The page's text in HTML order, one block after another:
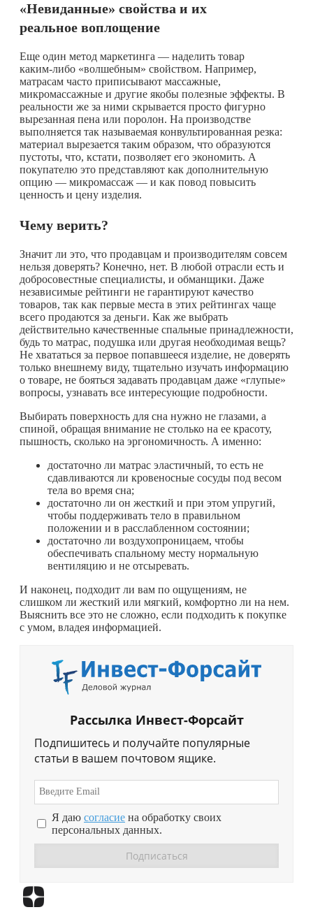
«Невиданные» свойства и их
реальное воплощение
Еще один метод маркетинга — наделить товар
каким-либо «волшебным» свойством. Например,
матрасам часто приписывают массажные,
микромассажные и другие якобы полезные эффекты. В
реальности же за ними скрывается просто фигурно
вырезанная пена или поролон. На производстве
выполняется так называемая конвультированная резка:
материал вырезается таким образом, что образуются
пустоты, что, кстати, позволяет его экономить. А
покупателю это представляют как дополнительную
опцию — микромассаж — и как повод повысить
ценность и цену изделия.
Чему верить?
Значит ли это, что продавцам и производителям совсем
нельзя доверять? Конечно, нет. В любой отрасли есть и
добросовестные специалисты, и обманщики. Даже
независимые рейтинги не гарантируют качество
товаров, так как первые места в этих рейтингах чаще
всего продаются за деньги. Как же выбрать
действительно качественные спальные принадлежности,
будь то матрас, подушка или другая необходимая вещь?
Не хвататься за первое попавшееся изделие, не доверять
только внешнему виду, тщательно изучать информацию
о товаре, не бояться задавать продавцам даже «глупые»
вопросы, узнавать все интересующие подробности.
Выбирать поверхность для сна нужно не глазами, а
спиной, обращая внимание не столько на ее красоту,
пышность, сколько на эргономичность. А именно:
достаточно ли матрас эластичный, то есть не
сдавливаются ли кровеносные сосуды под весом
тела во время сна;
достаточно ли он жесткий и при этом упругий,
чтобы поддерживать тело в правильном
положении и в расслабленном состоянии;
достаточно ли воздухопроницаем, чтобы
обеспечивать спальному месту нормальную
вентиляцию и не отсыревать.
И наконец, подходит ли вам по ощущениям, не
слишком ли жесткий или мягкий, комфортно ли на нем.
Выяснить все это не сложно, если подходить к покупке
с умом, владея информацией.
Рассылка Инвест-Форсайт
Подпишитесь и получайте популярные
статьи в вашем почтовом ящике.
Я даю согласие на обработку своих
персональных данных.